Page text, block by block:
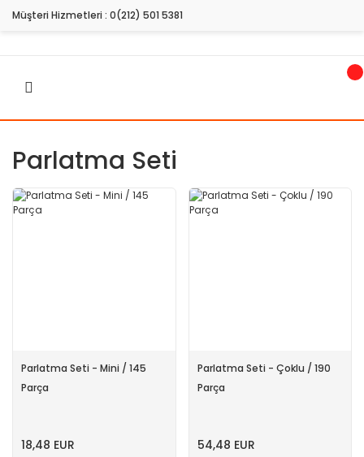
Müşteri Hizmetleri : 0(212) 501 5381
Parlatma Seti
Parlatma Seti - Mini / 145
Parça
18,48 EUR
Parlatma Seti - Çoklu / 190
Parça
54,48 EUR